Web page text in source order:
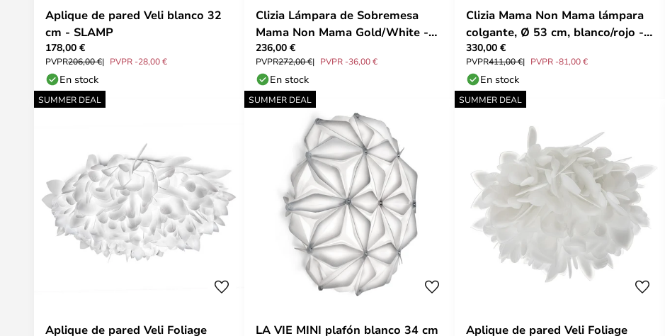
Aplique de pared Veli blanco 32
cm - SLAMP
178,00 €
PVPR206,00 € PVPR -28,00 €
En stock
Clizia Lámpara de Sobremesa
Mama Non Mama Gold/White -
Slamp
236,00 €
PVPR272,00 € PVPR -36,00 €
En stock
Clizia Mama Non Mama lámpara
colgante, Ø 53 cm, blanco/rojo -
Slamp
330,00 €
PVPR411,00 € PVPR -81,00 €
En stock
SUMMER DEAL
Aplique de pared Veli Foliage
SUMMER DEAL
LA VIE MINI plafón blanco 34 cm
SUMMER DEAL
Aplique de pared Veli Foliage